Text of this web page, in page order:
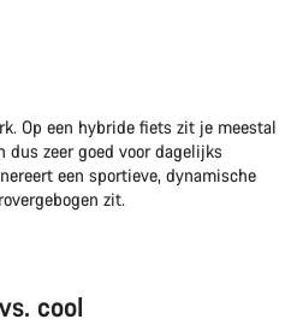
Op een hybride fiets zit je meestal
zeer goed voor dagelijks
een sportieve, dynamische
zit.
cool